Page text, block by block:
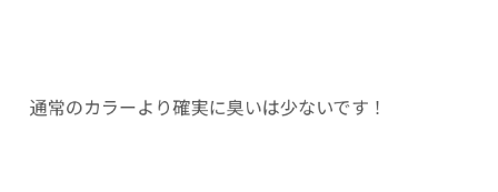
通常のカラーより確実に臭いは少ないです！